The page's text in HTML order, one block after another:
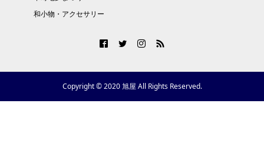
和小物・アクセサリー
Copyright © 2020 旭屋 All Rights Reserved.